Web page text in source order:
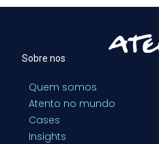
Sobre nos
Quem somos
Atento no mundo
Cases
Insights